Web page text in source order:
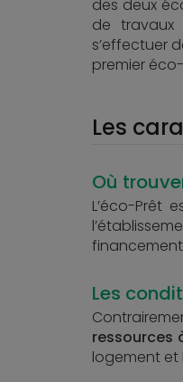
des deux
de travaux
s’effectuer
premier
Les
Où
L’éco-Prêt
Les
ressources
logement et